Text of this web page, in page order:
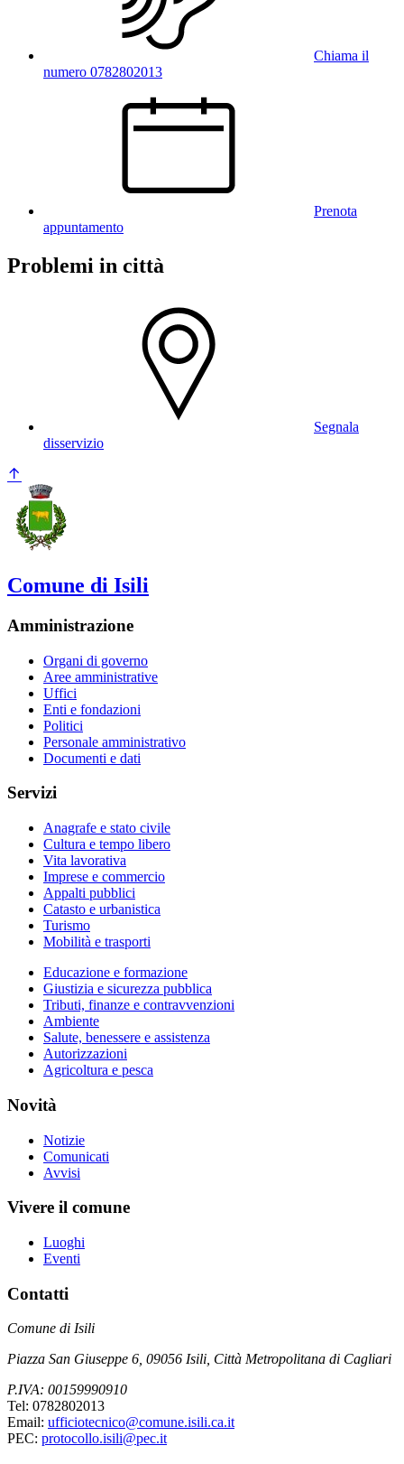
Chiama il
numero 0782802013
Prenota
appuntamento
Problemi in città
Segnala
disservizio
Comune di Isili
Amministrazione
Organi di governo
Aree amministrative
Uffici
Enti e fondazioni
Politici
Personale amministrativo
Documenti e dati
Servizi
Anagrafe e stato civile
Cultura e tempo libero
Vita lavorativa
Imprese e commercio
Appalti pubblici
Catasto e urbanistica
Turismo
Mobilità e trasporti
Educazione e formazione
Giustizia e sicurezza pubblica
Tributi, finanze e contravvenzioni
Ambiente
Salute, benessere e assistenza
Autorizzazioni
Agricoltura e pesca
Novità
Notizie
Comunicati
Avvisi
Vivere il comune
Luoghi
Eventi
Contatti
Comune di Isili
Piazza San Giuseppe 6, 09056 Isili, Città Metropolitana di Cagliari
P.IVA: 00159990910
Tel: 0782802013
Email: ufficiotecnico@comune.isili.ca.it
PEC: protocollo.isili@pec.it